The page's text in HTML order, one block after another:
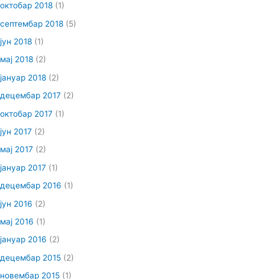
октобар 2018 (1)
септембар 2018 (5)
јун 2018 (1)
мај 2018 (2)
јануар 2018 (2)
децембар 2017 (2)
октобар 2017 (1)
јун 2017 (2)
мај 2017 (2)
јануар 2017 (1)
децембар 2016 (1)
јун 2016 (2)
мај 2016 (1)
јануар 2016 (2)
децембар 2015 (2)
новембар 2015 (1)